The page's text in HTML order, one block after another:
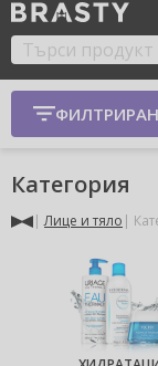
Категория
Лице и тяло